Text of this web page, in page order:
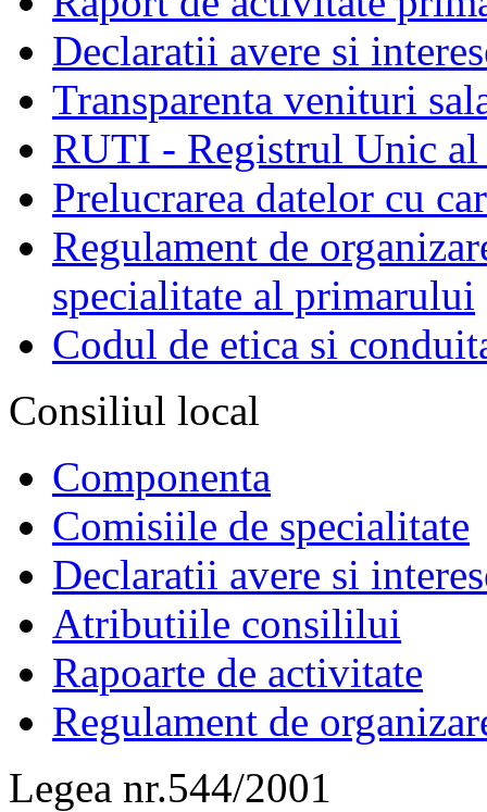
Declaratii avere si
Transparenta venituri
RUTI - Registrul Unic al
Prelucrarea datelor cu
Regulament de
specialitate al primarului
Codul de etica si
Consiliul local
Componenta
Comisiile de specialitate
Declaratii avere si
Atributiile consililui
Rapoarte de activitate
Regulament de
Legea nr.544/2001